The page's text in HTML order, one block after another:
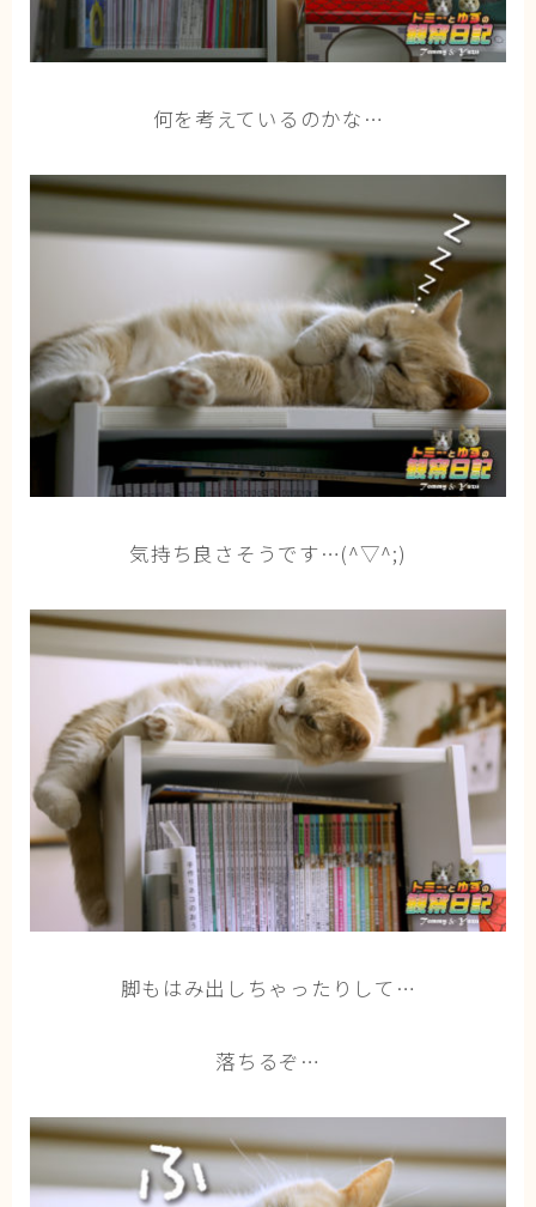
お役立ち情報（ねこに優しいインテリア、災害対
策）
ゆず日和
何を考えているのかな…
気持ち良さそうです…(^▽^;)
脚もはみ出しちゃったりして…
落ちるぞ…